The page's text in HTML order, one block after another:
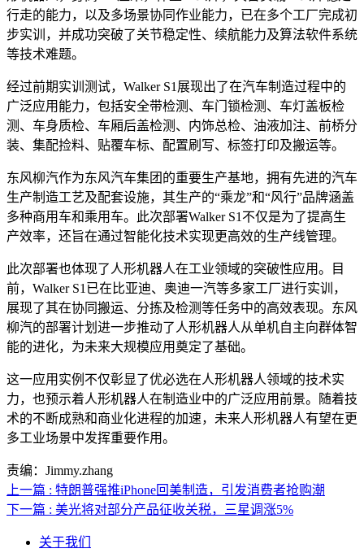
行走的能力，以及多场景协同作业能力，已在多个工厂完成初
步实训，并成功突破了关节稳定性、续航能力及算法软件系统
等技术难题。
经过前期实训测试，Walker S1展现出了在汽车制造过程中的
广泛应用能力，包括安全带检测、车门锁检测、车灯盖板检
测、车身质检、车厢后盖检测、内饰总检、油液加注、前桥分
装、集配捡料、贴覆车标、配置刷写、标签打印及搬运等。
东风柳汽作为东风汽车集团的重要生产基地，拥有先进的汽车
生产制造工艺及配套设施，其生产的“乘龙”和“风行”品牌涵盖
多种商用车和乘用车。此次部署Walker S1不仅是为了提高生
产效率，还旨在通过智能化技术实现更高效的生产线管理。
此次部署也体现了人形机器人在工业领域的突破性应用。目
前，Walker S1已在比亚迪、奥迪一汽等多家工厂进行实训，
展现了其在协同搬运、分拣及检测等任务中的高效表现。东风
柳汽的部署计划进一步推动了人形机器人从单机自主向群体智
能的进化，为未来大规模应用奠定了基础。
这一应用实例不仅彰显了优必选在人形机器人领域的技术实
力，也预示着人形机器人在制造业中的广泛应用前景。随着技
术的不断成熟和商业化进程的加速，未来人形机器人有望在更
多工业场景中发挥重要作用。
责编：Jimmy.zhang
上一篇 : 特朗普强推iPhone回美制造，引发消费者抢购潮
下一篇 : 美光将对部分产品征收关税，三星调涨5%
关于我们